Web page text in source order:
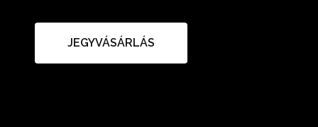
JEGYVÁSÁRLÁS